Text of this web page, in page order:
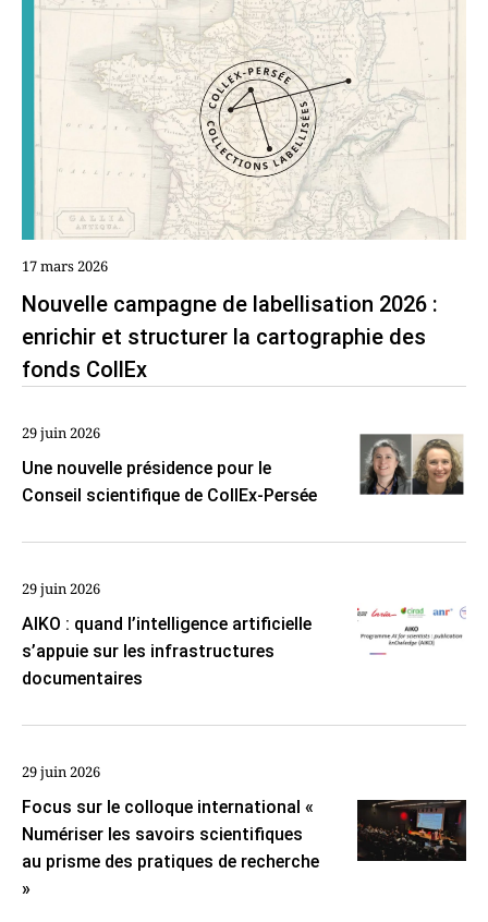
17 mars 2026
Nouvelle campagne de labellisation 2026 :
enrichir et structurer la cartographie des
fonds CollEx
29 juin 2026
Une nouvelle présidence pour le
Conseil scientifique de CollEx-Persée
29 juin 2026
AIKO : quand l’intelligence artificielle
s’appuie sur les infrastructures
documentaires
29 juin 2026
Focus sur le colloque international «
Numériser les savoirs scientifiques
au prisme des pratiques de recherche
»